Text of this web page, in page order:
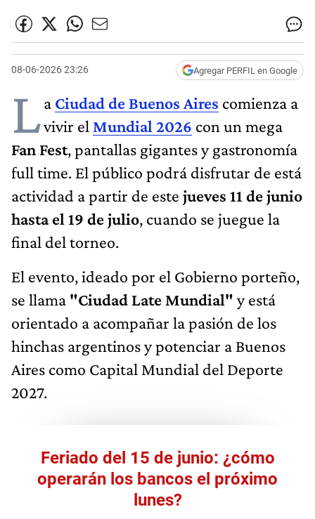
08-06-2026 23:26 Agregar PERFIL en Google
La Ciudad de Buenos Aires comienza a
vivir el Mundial 2026 con un mega
Fan Fest, pantallas gigantes y gastronomía
full time. El público podrá disfrutar de está
actividad a partir de este jueves 11 de junio
hasta el 19 de julio, cuando se juegue la
final del torneo.
El evento, ideado por el Gobierno porteño,
se llama "Ciudad Late Mundial" y está
orientado a acompañar la pasión de los
hinchas argentinos y potenciar a Buenos
Aires como Capital Mundial del Deporte
2027.
Feriado del 15 de junio: ¿cómo
operarán los bancos el próximo
lunes?